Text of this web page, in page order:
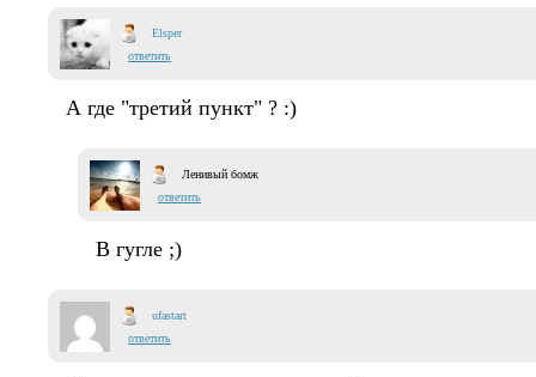
Elsper
ответить
А где "третий пункт" ? :)
Ленивый бомж
ответить
В гугле ;)
ufastart
ответить